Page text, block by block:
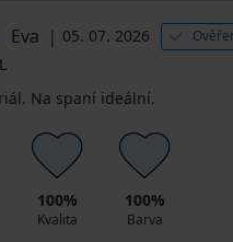
Eva 05. 07. 2026
Na spaní ideální.
100%
Kvalita
100%
Barva